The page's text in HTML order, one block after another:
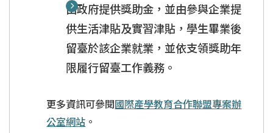
由政府提供獎助金，並由參與企業提
供生活津貼及實習津貼，學生畢業後
留臺於該企業就業，並依支領獎助年
限履行留臺工作義務。
更多資訊可參閱 國際產學教育合作聯盟專案辦
公室網站 。